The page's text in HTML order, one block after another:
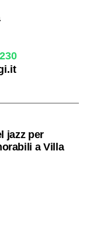
jazz per
a Villa